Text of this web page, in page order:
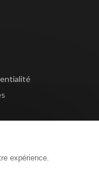
expérience.